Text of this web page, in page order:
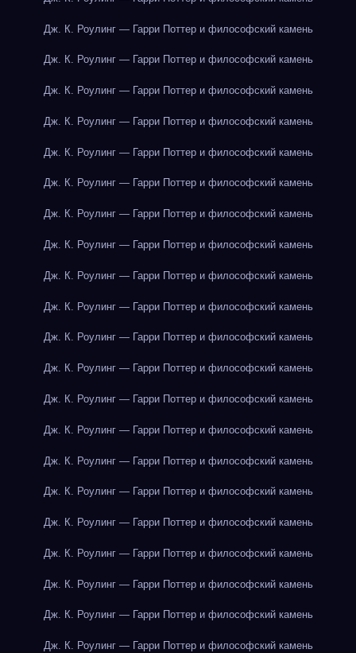
Дж. К. Роулинг — Гарри Поттер и философский камень
Дж. К. Роулинг — Гарри Поттер и философский камень
Дж. К. Роулинг — Гарри Поттер и философский камень
Дж. К. Роулинг — Гарри Поттер и философский камень
Дж. К. Роулинг — Гарри Поттер и философский камень
Дж. К. Роулинг — Гарри Поттер и философский камень
Дж. К. Роулинг — Гарри Поттер и философский камень
Дж. К. Роулинг — Гарри Поттер и философский камень
Дж. К. Роулинг — Гарри Поттер и философский камень
Дж. К. Роулинг — Гарри Поттер и философский камень
Дж. К. Роулинг — Гарри Поттер и философский камень
Дж. К. Роулинг — Гарри Поттер и философский камень
Дж. К. Роулинг — Гарри Поттер и философский камень
Дж. К. Роулинг — Гарри Поттер и философский камень
Дж. К. Роулинг — Гарри Поттер и философский камень
Дж. К. Роулинг — Гарри Поттер и философский камень
Дж. К. Роулинг — Гарри Поттер и философский камень
Дж. К. Роулинг — Гарри Поттер и философский камень
Дж. К. Роулинг — Гарри Поттер и философский камень
Дж. К. Роулинг — Гарри Поттер и философский камень
Дж. К. Роулинг — Гарри Поттер и философский камень